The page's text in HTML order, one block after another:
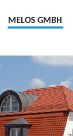
MELOS GMBH